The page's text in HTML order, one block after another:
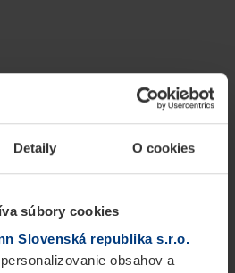
Detaily O cookies
súbory cookies
Slovenská republika s.r.o.
obsahov a